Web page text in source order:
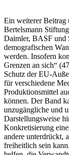
Ein weiterer Beitrag
Bertelsmann
Daimler, BASF und
demografischen
werden. Insofern
Grenzen an sich“
Schutz der EU-
für verschiedene
Produktionsmittel
können. Der Band
unzugängliche und
Darstellungsweise
Konkretisierung
andere unterdrückt,
freiheitlich sein